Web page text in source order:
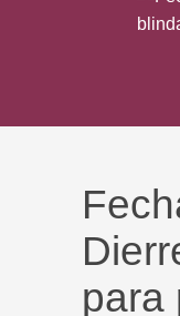
para